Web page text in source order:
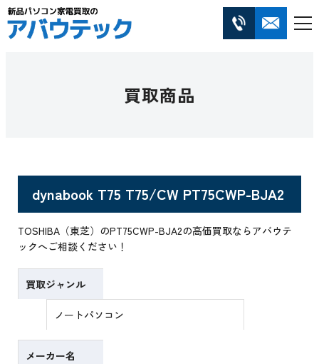
買取商品
dynabook T75 T75/CW PT75CWP-BJA2
TOSHIBA（東芝）のPT75CWP-BJA2の高価買取ならアバウテ
ックへご相談ください！
買取ジャンル
ノートパソコン
メーカー名